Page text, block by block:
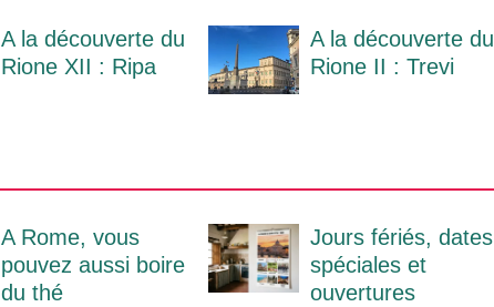
A la découverte du
Rione XII : Ripa
A la découverte du
Rione II : Trevi
A Rome, vous
pouvez aussi boire
du thé
Jours fériés, dates
spéciales et
ouvertures